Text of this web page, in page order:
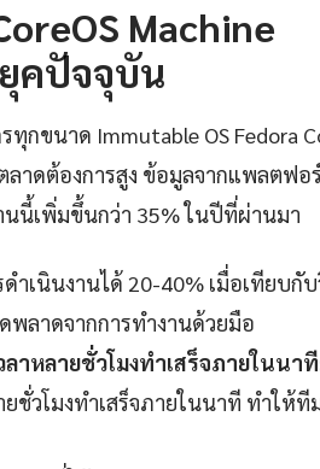
Machine
คปัจจุบัน
ขนาด Immutable OS Fedora
ลาดต้องการสูง ข้อมูลจากแพลตฟอ
นนี้เพิ่มขึ้นกว่า 35% ในปีที่ผ่านมา
ำเนินงานได้ 20-40% เมื่อเทียบกับ
ลาดจากการทำงานด้วยมือ
าหลายชั่วโมงทำเสร็จภายในนา
ชั่วโมงทำเสร็จภายในนาที ทำให้ที